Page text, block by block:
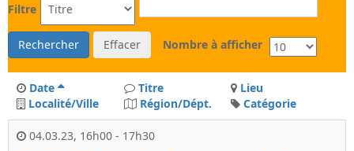
Filtre
Rechercher Effacer Nombre à afficher
Date Titre
Lieu
Localité/Ville
Région/Dépt. Catégorie
04.03.23, 16h00 - 17h30